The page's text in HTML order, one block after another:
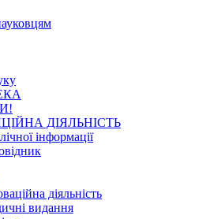
ДІЯЛЬНІСТЬ
інформації
діяльність
видання